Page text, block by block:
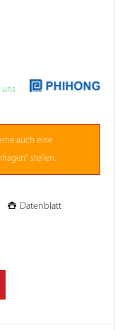
uns
auch eine
stellen.
Datenblatt